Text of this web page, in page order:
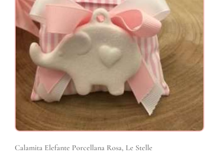
Calamita Elefante Porcellana Rosa, Le Stelle